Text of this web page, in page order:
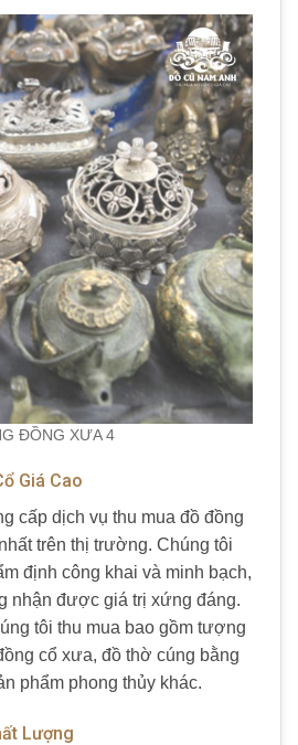
ĐỒNG XƯA 4
Giá Cao
cấp dịch vụ thu mua đồ đồng
trên thị trường. Chúng tôi
định công khai và minh bạch,
nhận được giá trị xứng đáng.
tôi thu mua bao gồm tượng
cổ xưa, đồ thờ cúng bằng
phẩm phong thủy khác.
Lượng